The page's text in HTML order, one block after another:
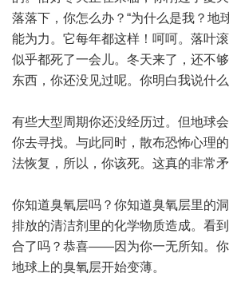
落落下，你怎么办？“为什么是我？地
能为力。它每年都这样！呵呵。落叶
似乎都死了一会儿。冬天来了，还不
东西，你还没见过呢。你明白我说什
有些大型周期你还没经历过。但地球
你去寻找。与此同时，散布恐怖心理
法恢复，所以，你该死。这真的非常矛
你知道臭氧层吗？你知道臭氧层里的
排放的清洁剂里的化学物质造成。看
合了吗？恭喜——因为你一无所知。你
地球上的臭氧层开始变薄。